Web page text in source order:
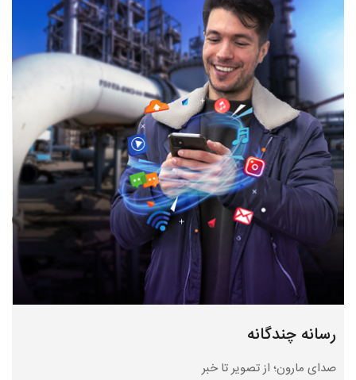
رسانه چندگانه
صدای مارون؛ از تصویر تا خبر